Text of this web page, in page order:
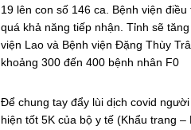
19 lên con số 146 ca. Bệnh viện
quá khả năng tiếp nhận. Tỉnh sẽ
viện Lao và Bệnh viện Đặng Thùy
khoảng 300 đến 400 bệnh nhân F0
Để chung tay đẩy lùi dịch covid
hiện tốt 5K của bộ y tế (Khẩu trang